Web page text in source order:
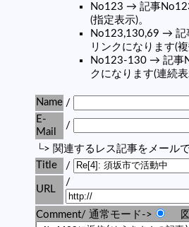
No123 → 記事
(指定表示)。
No123,130,69 →
リンクになります(複
No123-130 → 記事
クになります(連続表
Name /
E-
Mail
/
└> 関連するレス記事をメール
Title
/
URL
/
Comment/ 通常モード-> 図